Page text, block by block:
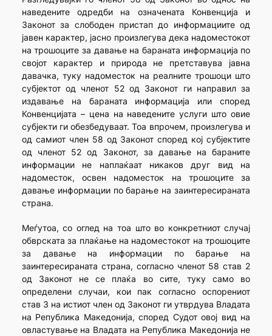
наведените одредби на означената Конвенција и
Законот за слободен пристап до информациите од
јавен карактер, јасно произлегува дека надоместокот
на трошоците за давање на бараната информација по
својот карактер и природа не претставува јавна
давачка, туку надоместок на реалните трошоци што
субјектот од членот 52 од Законот ги направил за
издавање на бараната информација или според
Конвенцијата – цена на наведените услуги што овие
субјекти ги обезбедуваат. Тоа впрочем, произлегува и
од самиот член 58 од Законот според кој субјектите
од членот 52 од Законот, за давање на бараните
информации не наплаќаат никаков друг вид на
надоместок, освен надоместок на трошоците за
давање информации по барање на заинтересираната
страна.
Меѓутоа, со оглед на тоа што во конкретниот случај
обврската за плаќање на надоместокот на трошоците
за давање на информации по барање на
заинтересираната страна, согласно членот 58 став 2
од Законот не се плаќа во сите, туку само во
определени случаи, кои пак согласно оспорениот
став 3 на истиот член од Законот ги утврдува Владата
на Република Македонија, според Судот овој вид на
овластување на Владата на Република Македонија не